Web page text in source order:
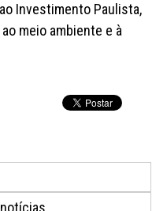
Investimento Paulista,
meio ambiente e à